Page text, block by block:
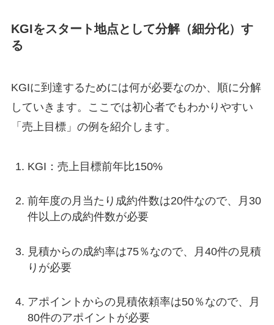
KGIをスタート地点として分解（細分化）す
る
KGIに到達するためには何が必要なのか、順に分解
していきます。ここでは初心者でもわかりやすい
「売上目標」の例を紹介します。
KGI：売上目標前年比150%
前年度の月当たり成約件数は20件なので、月30
件以上の成約件数が必要
見積からの成約率は75％なので、月40件の見積
りが必要
アポイントからの見積依頼率は50％なので、月
80件のアポイントが必要